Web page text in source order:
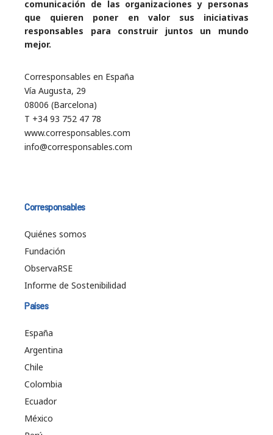
comunicación de las organizaciones y personas
que quieren poner en valor sus iniciativas
responsables para construir juntos un mundo
mejor.
Corresponsables en España
Vía Augusta, 29
08006 (Barcelona)
T +34 93 752 47 78
www.corresponsables.com
info@corresponsables.com
Corresponsables
Quiénes somos
Fundación
ObservaRSE
Informe de Sostenibilidad
Países
España
Argentina
Chile
Colombia
Ecuador
México